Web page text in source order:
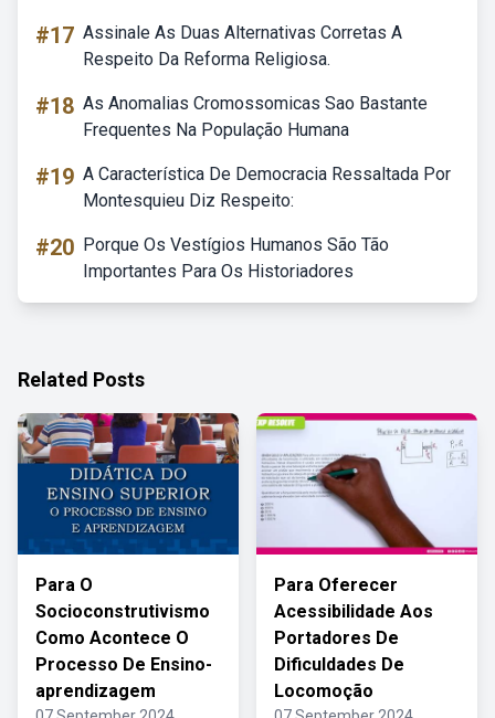
#17 Assinale As Duas Alternativas Corretas A
Respeito Da Reforma Religiosa.
#18 As Anomalias Cromossomicas Sao Bastante
Frequentes Na População Humana
#19 A Característica De Democracia Ressaltada Por
Montesquieu Diz Respeito:
#20 Porque Os Vestígios Humanos São Tão
Importantes Para Os Historiadores
Related Posts
Para O
Socioconstrutivismo
Como Acontece O
Processo De Ensino-
aprendizagem
Para Oferecer
Acessibilidade Aos
Portadores De
Dificuldades De
Locomoção